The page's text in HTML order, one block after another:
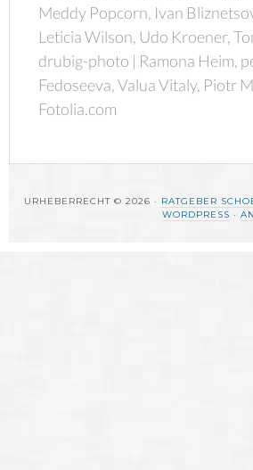
Meddy Popcorn, Ivan
Leticia Wilson, Udo Kroener,
drubig-photo | Ramona Heim,
Fedoseeva, Valua Vitaly, Piotr
Fotolia.com
URHEBERRECHT © 2026 · RATGEBER
WORDPRESS ·